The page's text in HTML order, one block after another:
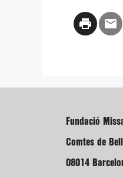
Fundació
Comtes de
08014